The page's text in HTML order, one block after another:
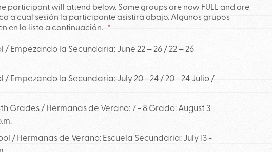
participant will attend below. Some groups are now FULL and are
a cual sesión la participante asistirá abajo. Algunos grupos
en la lista a continuación. *
Empezando la Secundaria: June 22 – 26 / 22 – 26
/ Empezando la Secundaria: July 20 - 24 / 20 - 24 Julio /
Grades / Hermanas de Verano: 7 - 8 Grado: August 3
/ Hermanas de Verano: Escuela Secundaria: July 13 -